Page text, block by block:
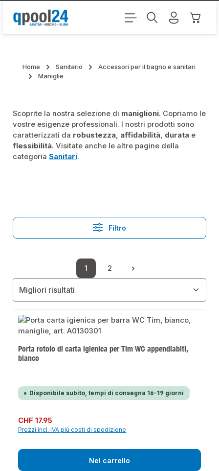
Passa al contenuto principale Il
Home Sanitario
Accessori per il bagno e sanitari
Maniglie
Scoprite la nostra selezione di maniglioni. Copriamo le
vostre esigenze professionali. I nostri prodotti sono
caratterizzati da robustezza, affidabilità, durata e
flessibilità. Visitate anche le altre pagine della
categoriaSanitari.
Filtro
Pagina
1
Pagina
2
Porta rotolo di carta igienica per Tim WC appendiabiti,
bianco
Disponibile subito, tempi di consegna 16-19 giorni
Prezzo normale:
CHF 17.95
Prezzi incl. IVA più costi di spedizione
Nel carrello